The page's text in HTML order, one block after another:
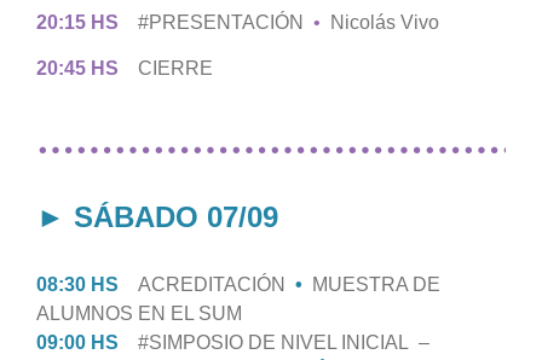
20:15 HS #PRESENTACIÓN • Nicolás Vivo
20:45 HS CIERRE
► SÁBADO 07/09
08:30 HS ACREDITACIÓN • MUESTRA DE
ALUMNOS EN EL SUM
09:00 HS
#SIMPOSIO DE NIVEL INICIAL –